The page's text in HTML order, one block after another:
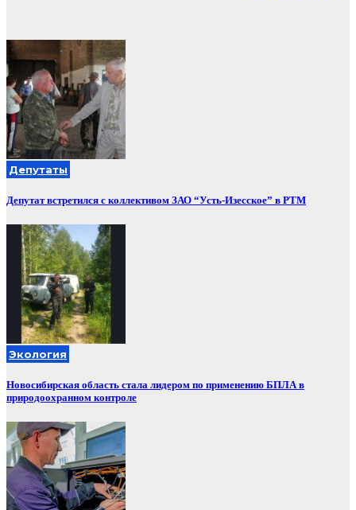
Депутаты
Депутат встретился с коллективом ЗАО “Усть-Изесское” в РТМ
Экология
Новосибирская область стала лидером по применению БПЛА в
природоохранном контроле